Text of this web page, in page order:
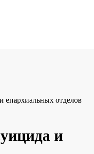
епархиальных отделов
и